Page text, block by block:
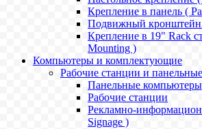
Крепление в панель (
Подвижный
Крепление в 19" Rack
Mounting )
Компьютеры и комплектующие
Рабочие станции и
Панельные компьютеры
Рабочие станции
Рекламно-
Signage )